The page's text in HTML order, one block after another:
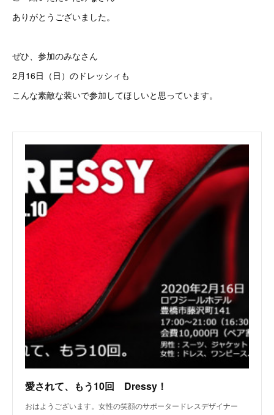
ありがとうございました。
ぜひ、参加のみなさん
2月16日（日）のドレッシィも
こんな素敵な装いで参加してほしいと思っています。
愛されて、もう10回 Dressy！
おはようございます。女性の笑顔のサポータードレスデザイナー